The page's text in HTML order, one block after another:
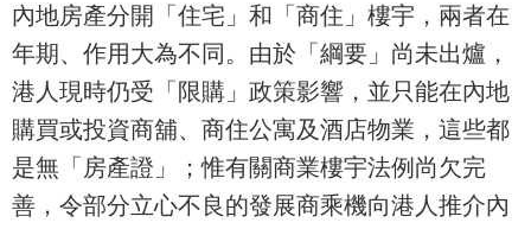
內地房產分開「住宅」和「商住」樓宇，兩者在
年期、作用大為不同。由於「綱要」尚未出爐，
港人現時仍受「限購」政策影響，並只能在內地
購買或投資商舖、商住公寓及酒店物業，這些都
是無「房產證」；惟有關商業樓宇法例尚欠完
善，令部分立心不良的發展商乘機向港人推介內